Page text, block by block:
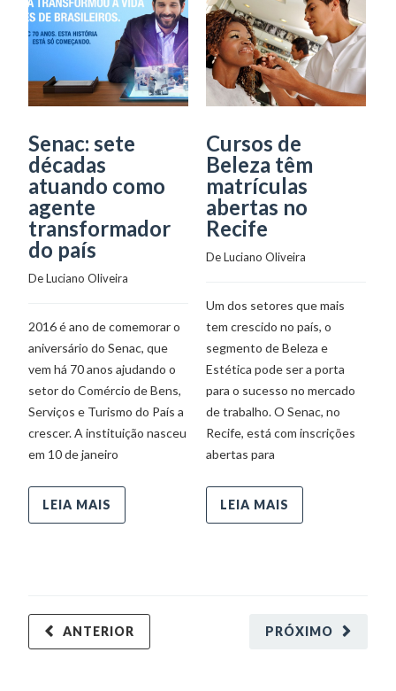
Senac: sete
décadas
atuando como
agente
transformador
do país
De Luciano Oliveira
2016 é ano de comemorar o
aniversário do Senac, que
vem há 70 anos ajudando o
setor do Comércio de Bens,
Serviços e Turismo do País a
crescer. A instituição nasceu
em 10 de janeiro
LEIA MAIS
Cursos de
Beleza têm
matrículas
abertas no
Recife
De Luciano Oliveira
Um dos setores que mais
tem crescido no país, o
segmento de Beleza e
Estética pode ser a porta
para o sucesso no mercado
de trabalho. O Senac, no
Recife, está com inscrições
abertas para
LEIA MAIS
PRÓXIMO
ANTERIOR